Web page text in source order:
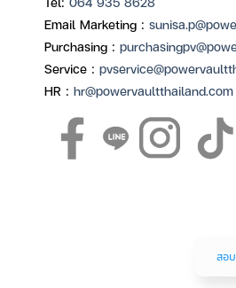
Email Marketing :
Purchasing :
Service :
HR : hr@powervaultthailand.com
สอ